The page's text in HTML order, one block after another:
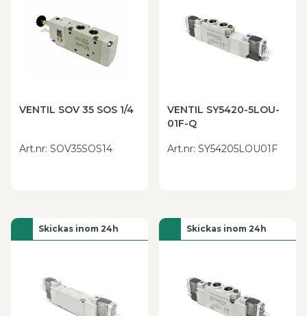
VENTIL SOV 35 SOS 1/4
Art.nr: SOV35SOS14
VENTIL SY5420-5LOU-
01F-Q
Art.nr: SY54205LOU01F
Skickas inom 24h Skickas inom 24h